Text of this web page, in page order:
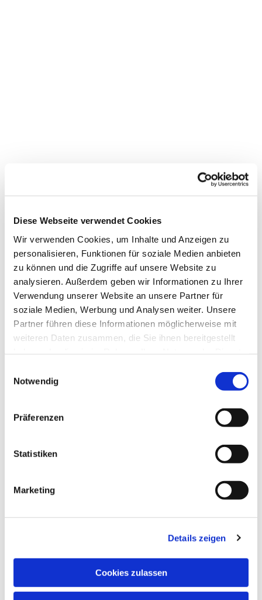
Diese Webseite verwendet Cookies
Wir verwenden Cookies, um Inhalte und Anzeigen zu
personalisieren, Funktionen für soziale Medien anbieten
zu können und die Zugriffe auf unsere Website zu
analysieren. Außerdem geben wir Informationen zu Ihrer
Verwendung unserer Website an unsere Partner für
soziale Medien, Werbung und Analysen weiter. Unsere
Partner führen diese Informationen möglicherweise mit
weiteren Daten zusammen, die Sie ihnen bereitgestellt
Notwendig
Präferenzen
Statistiken
Marketing
Details zeigen
Cookies zulassen
Dies könnte Sie auch
interessieren